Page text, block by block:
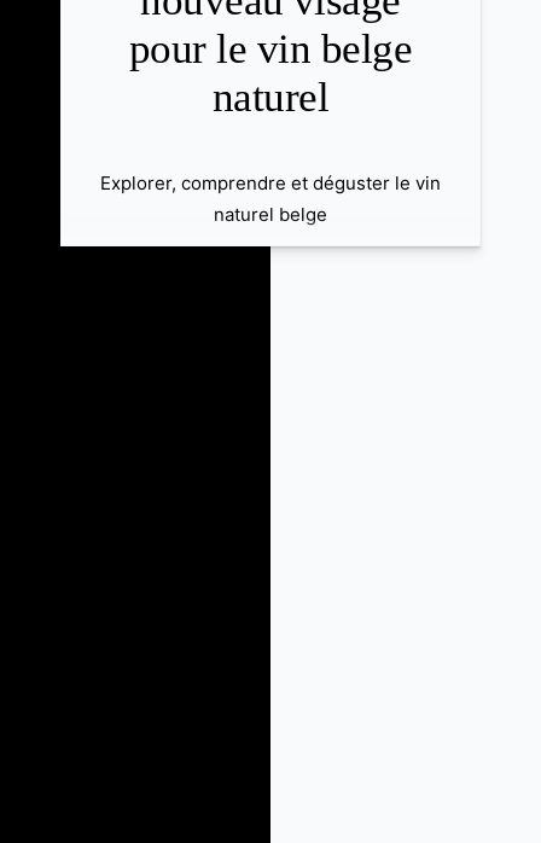
pour le vin belge
naturel
Explorer, comprendre et déguster le vin
naturel belge